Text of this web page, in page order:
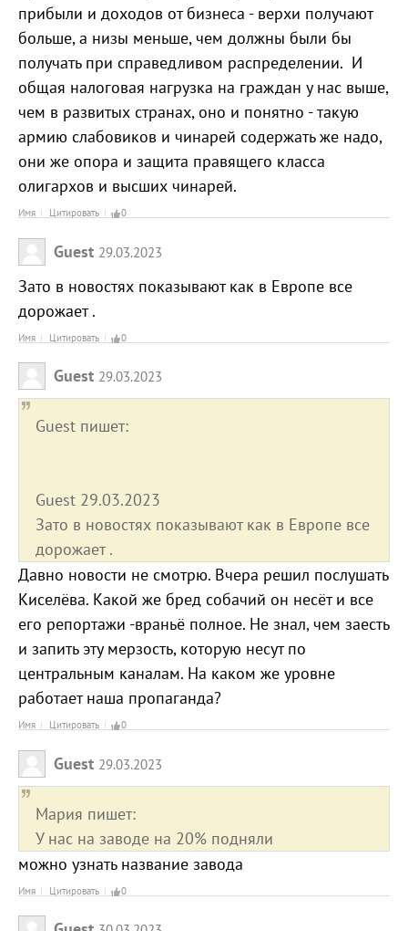
прибыли и доходов от бизнеса - верхи получают
больше, а низы меньше, чем должны были бы
получать при справедливом распределении. И
общая налоговая нагрузка на граждан у нас выше,
чем в развитых странах, оно и понятно - такую
армию слабовиков и чинарей содержать же надо,
они же опора и защита правящего класса
олигархов и высших чинарей.
Имя Цитировать 0
Guest 29.03.2023
Зато в новостях показывают как в Европе все
дорожает .
Имя Цитировать 0
Guest 29.03.2023
Guest пишет:
Guest 29.03.2023
Зато в новостях показывают как в Европе все
дорожает .
Давно новости не смотрю. Вчера решил послушать
Киселёва. Какой же бред собачий он несёт и все
его репортажи -враньё полное. Не знал, чем заесть
и запить эту мерзость, которую несут по
центральным каналам. На каком же уровне
работает наша пропаганда?
Имя Цитировать 0
Guest 29.03.2023
Мария пишет:
У нас на заводе на 20% подняли
можно узнать название завода
Имя Цитировать 0